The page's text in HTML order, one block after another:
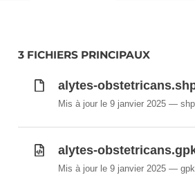
3 FICHIERS PRINCIPAUX
alytes-
Mis à jour le 9 janvier 2025
alytes-
Mis à jour le 9 janvier 2025